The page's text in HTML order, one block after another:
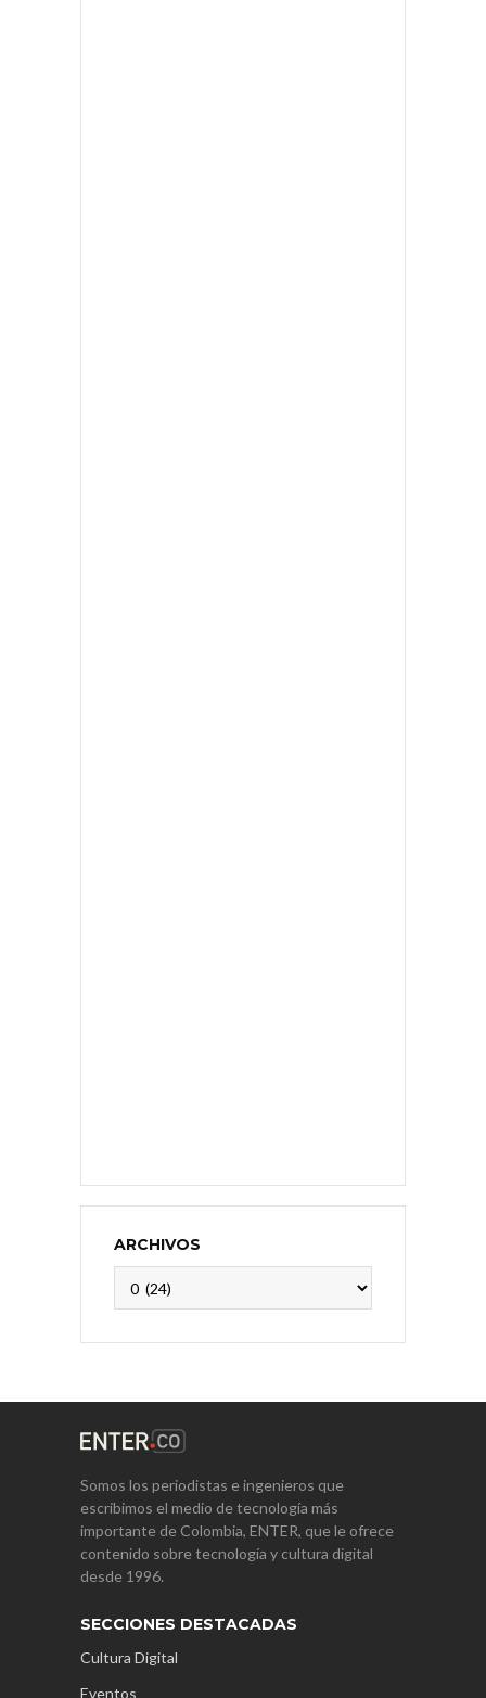
ARCHIVOS
Somos los periodistas e ingenieros que
escribimos el medio de tecnología más
importante de Colombia, ENTER, que le ofrece
contenido sobre tecnología y cultura digital
desde 1996.
SECCIONES DESTACADAS
Cultura Digital
Eventos